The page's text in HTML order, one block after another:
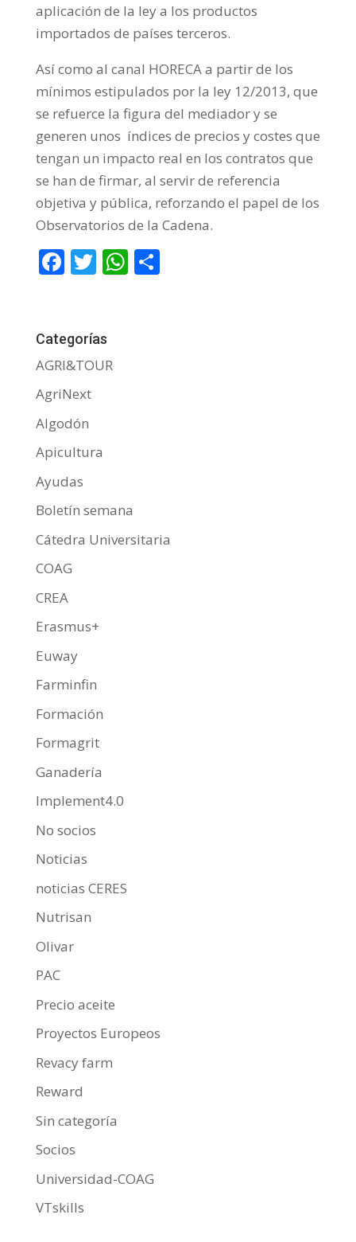
aplicación de la ley a los productos
importados de países terceros.
Así como al canal HORECA a partir de los
mínimos estipulados por la ley 12/2013, que
se refuerce la figura del mediador y se
generen unos índices de precios y costes que
tengan un impacto real en los contratos que
se han de firmar, al servir de referencia
objetiva y pública, reforzando el papel de los
Observatorios de la Cadena.
F
b
o
o
k
T
er
W C
Categorías
AGRI&TOUR
AgriNext
Algodón
Apicultura
Ayudas
Boletín semana
Cátedra Universitaria
COAG
CREA
Erasmus+
Euway
Farminfin
Formación
Formagrit
Ganadería
Implement4.0
No socios
Noticias
noticias CERES
Nutrisan
Olivar
PAC
Precio aceite
Proyectos Europeos
Revacy farm
Reward
Sin categoría
Socios
Universidad-COAG
VTskills